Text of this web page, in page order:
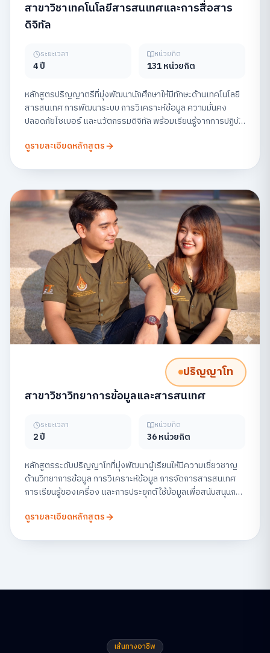
สาขาวิชาเทคโนโลยีสารสนเทศและการสื่อสาร
ดิจิทัล
ระยะเวลา
4 ปี
หน่วยกิต
131 หน่วยกิต
หลักสูตรปริญญาตรีที่มุ่งพัฒนานักศึกษาให้มีทักษะด้านเทคโนโลยี
สารสนเทศ การพัฒนาระบบ การวิเคราะห์ข้อมูล ความมั่นคง
ปลอดภัยไซเบอร์ และนวัตกรรมดิจิทัล พร้อมเรียนรู้จากการปฏิบัติ
ดูรายละเอียดหลักสูตร
ปริญญาโท
สาขาวิชาวิทยาการข้อมูลและสารสนเทศ
ระยะเวลา
2 ปี
หน่วยกิต
36 หน่วยกิต
หลักสูตรระดับปริญญาโทที่มุ่งพัฒนาผู้เรียนให้มีความเชี่ยวชาญ
ด้านวิทยาการข้อมูล การวิเคราะห์ข้อมูล การจัดการสารสนเทศ
การเรียนรู้ของเครื่อง และการประยุกต์ใช้ข้อมูลเพื่อสนับสนุนการ
นวัตกรรมข้อมูลอย่างมีจริยธรรม
ดูรายละเอียดหลักสูตร
เส้นทางอาชีพ